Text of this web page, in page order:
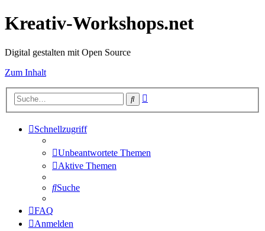
Kreativ-Workshops.net
Digital gestalten mit Open Source
Zum Inhalt
Suche
Schnellzugriff
Unbeantwortete Themen
Aktive Themen
Suche
FAQ
Anmelden